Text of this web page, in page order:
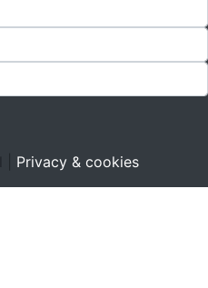
| Privacy & cookies